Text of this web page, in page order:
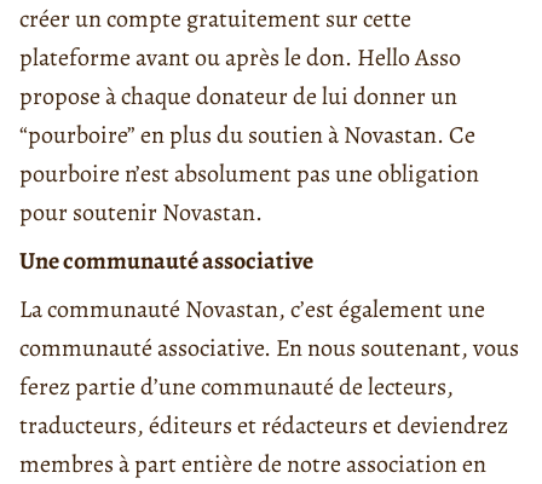
créer un compte gratuitement sur cette
plateforme avant ou après le don. Hello Asso
propose à chaque donateur de lui donner un
“pourboire” en plus du soutien à Novastan. Ce
pourboire n’est absolument pas une obligation
pour soutenir Novastan.
Une communauté associative
La communauté Novastan, c’est également une
communauté associative. En nous soutenant, vous
ferez partie d’une communauté de lecteurs,
traducteurs, éditeurs et rédacteurs et deviendrez
membres à part entière de notre association en